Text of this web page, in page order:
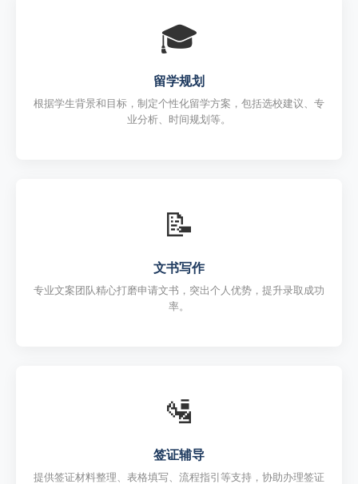
🎓
留学规划
根据学生背景和目标，制定个性化留学方案，包括选校建议、专
业分析、时间规划等。
📝
文书写作
专业文案团队精心打磨申请文书，突出个人优势，提升录取成功
率。
🛂
签证辅导
提供签证材料整理、表格填写、流程指引等支持，协助办理签证